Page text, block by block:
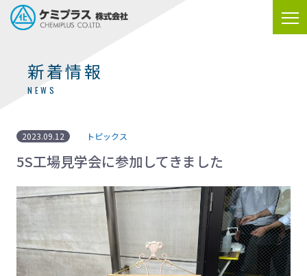
新着情報
NEWS
2023.09.12 トピックス
5S工場見学会に参加してきました